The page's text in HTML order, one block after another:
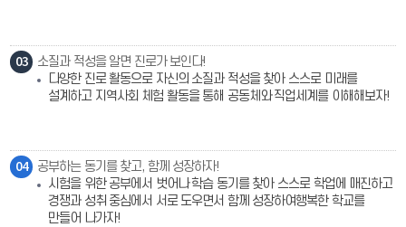
03
소질과 적성을 알면 진로가 보인다!
다양한 진로 활동으로 자신의 소질과 적성을 찾아 스스로 미래를
설계하고 지역사회 체험 활동을 통해 공동체와 직업세계를 이해해보자!
04
공부하는 동기를 찾고, 함께 성장하자!
시험을 위한 공부에서 벗어나 학습 동기를 찾아 스스로 학업에 매진하고
경쟁과 성취 중심에서 서로 도우면서 함께 성장하여행복한 학교를
만들어 나가자!